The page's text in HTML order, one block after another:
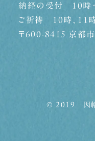
納経の受付 10時
ご祈祷 10時、11
〒600-8415 京都
© 2019 因幡